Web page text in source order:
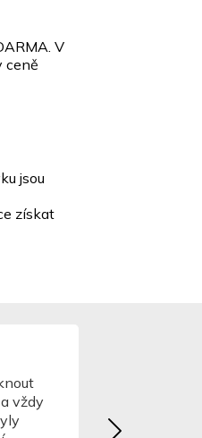
V
ceně
jsou
získat
vždy